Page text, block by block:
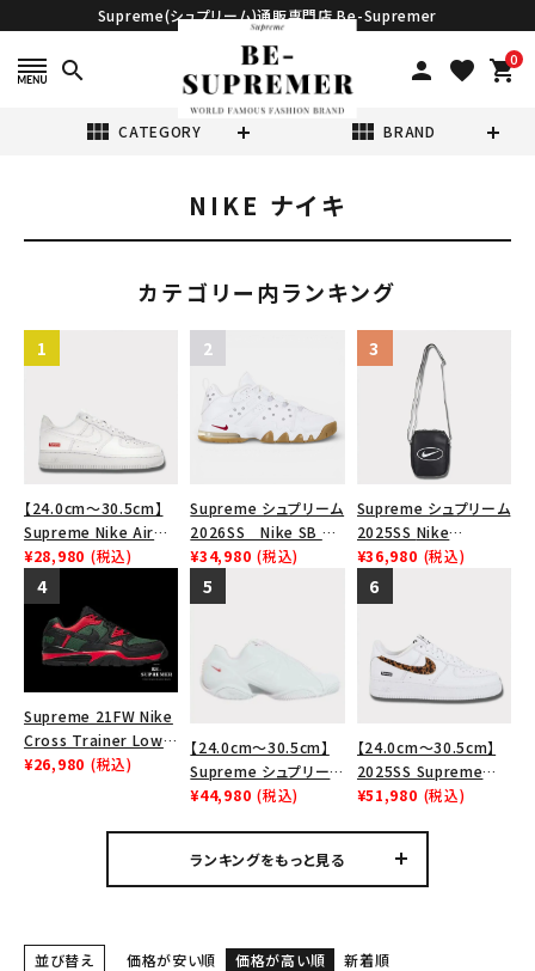
Supreme(シュプリーム)通販専門店 Be-Supremer
search person favorite 0
shopping_cart
view_module CATEGORY view_module BRAND
NEW ITEMS
CATEGORY
Tシャツ・ロングスリーブ
パーカー・トレーナー
ジャケット・アウター
キャップ・ハット
ニット帽・ビーニー
バックパック・リュック
スニーカー・ブーツ
パンツ・ショーツ
NIKE ナイキ
カテゴリー内ランキング
【24.0cm～30.5cm】
Supreme Nike Air
Force 1 Low シュプリ
ーム ナイキエアフォー
ス１スニーカー シュー
ズ ホワイト
¥28,980 (税込)
Supreme シュプリーム
2026SS Nike SB Air
Max 2 CB 94 Low SP
ナイキ SB エアマックス
2 CB 94 ロー SP ホ
¥34,980 (税込)
Supreme シュプリーム
2025SS Nike
Leather Shoulder
Bag ナイキレザーショ
ルダーバッグ ブラッ
¥36,980 (税込)
Supreme 21FW Nike
Cross Trainer Low
ナイキクロストレイナー
¥26,980 (税込)
【24.0cm～30.5cm】
Supreme シュプリーム
2023AW Nike
ー ホワイト 白
¥44,980 (税込)
【24.0cm～30.5cm】
2025SS Supreme
GOODENOUGH Nike
フ ナイキエアフォース１
スニーカー シューズ ホ
¥51,980 (税込)
ランキングをもっと見る
並び替え 価格が安い順 価格が高い順 新着順